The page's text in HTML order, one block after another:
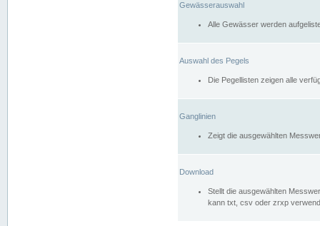
Gewässerauswahl
Alle Gewässer werden
Auswahl des Pegels
Die Pegellisten zeigen alle
Ganglinien
Zeigt die ausgewählten
Download
Stellt die ausgewählten
kann txt, csv oder zrxp